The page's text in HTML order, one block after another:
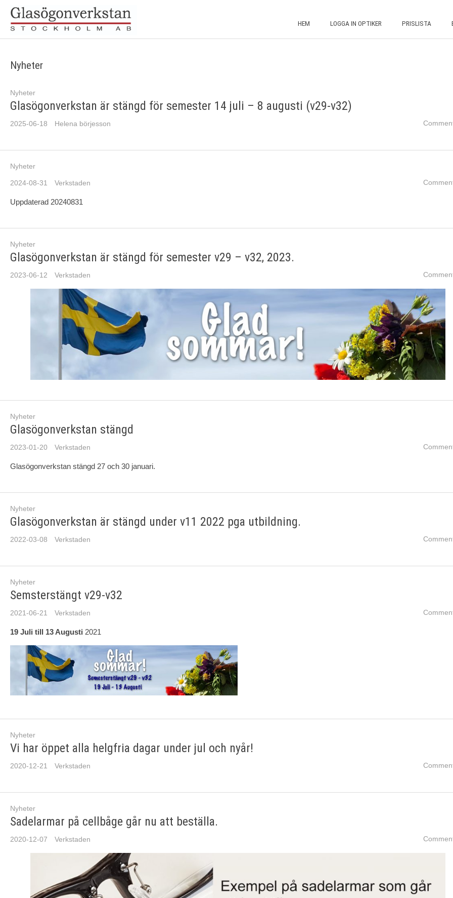
PRISLISTA
LOGGA IN OPTIKER
HEM
Nyheter
Nyheter
Glasögonverkstan är stängd för semester 14 juli – 8 augusti (v29-v32)
2025-06-18 Helena börjesson
Nyheter
2024-08-31 Verkstaden
Uppdaterad 20240831
Nyheter
Glasögonverkstan är stängd för semester v29 – v32, 2023.
2023-06-12 Verkstaden
Nyheter
Glasögonverkstan stängd
2023-01-20 Verkstaden
Glasögonverkstan stängd 27 och 30 januari.
Nyheter
Glasögonverkstan är stängd under v11 2022 pga utbildning.
2022-03-08 Verkstaden
Nyheter
Semsterstängt v29-v32
2021-06-21 Verkstaden
19 Juli till 13 Augusti 2021
Nyheter
Vi har öppet alla helgfria dagar under jul och nyår!
2020-12-21 Verkstaden
Nyheter
Sadelarmar på cellbåge går nu att beställa.
2020-12-07 Verkstaden